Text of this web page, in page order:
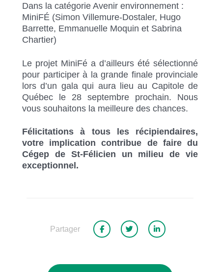
Dans la catégorie Avenir environnement :
MiniFÉ (Simon Villemure-Dostaler, Hugo
Barrette, Emmanuelle Moquin et Sabrina
Chartier)
Le projet MiniFé a d’ailleurs été sélectionné
pour participer à la grande finale provinciale
lors d’un gala qui aura lieu au Capitole de
Québec le 28 septembre prochain. Nous
vous souhaitons la meilleure des chances.
Félicitations à tous les récipiendaires,
votre implication contribue de faire du
Cégep de St-Félicien un milieu de vie
exceptionnel.
Partager